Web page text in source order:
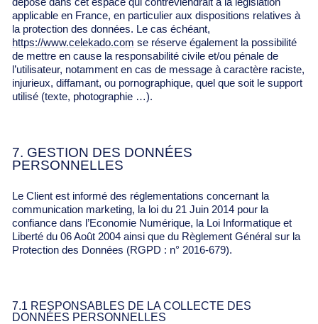
applicable en France, en particulier aux dispositions relatives à
la protection des données. Le cas échéant,
https://www.celekado.com se réserve également la possibilité
de mettre en cause la responsabilité civile et/ou pénale de
l’utilisateur, notamment en cas de message à caractère raciste,
injurieux, diffamant, ou pornographique, quel que soit le support
utilisé (texte, photographie …).
7. GESTION DES DONNÉES
PERSONNELLES
Le Client est informé des réglementations concernant la
communication marketing, la loi du 21 Juin 2014 pour la
confiance dans l’Economie Numérique, la Loi Informatique et
Liberté du 06 Août 2004 ainsi que du Règlement Général sur la
Protection des Données (RGPD : n° 2016-679).
7.1 RESPONSABLES DE LA COLLECTE DES
DONNÉES PERSONNELLES